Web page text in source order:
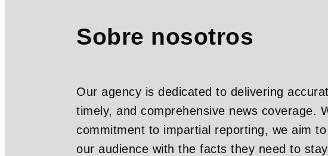
Sobre nosotros
Our agency is dedicated to delivering
timely, and comprehensive news coverage.
commitment to impartial reporting, we aim
our audience with the facts they need to stay